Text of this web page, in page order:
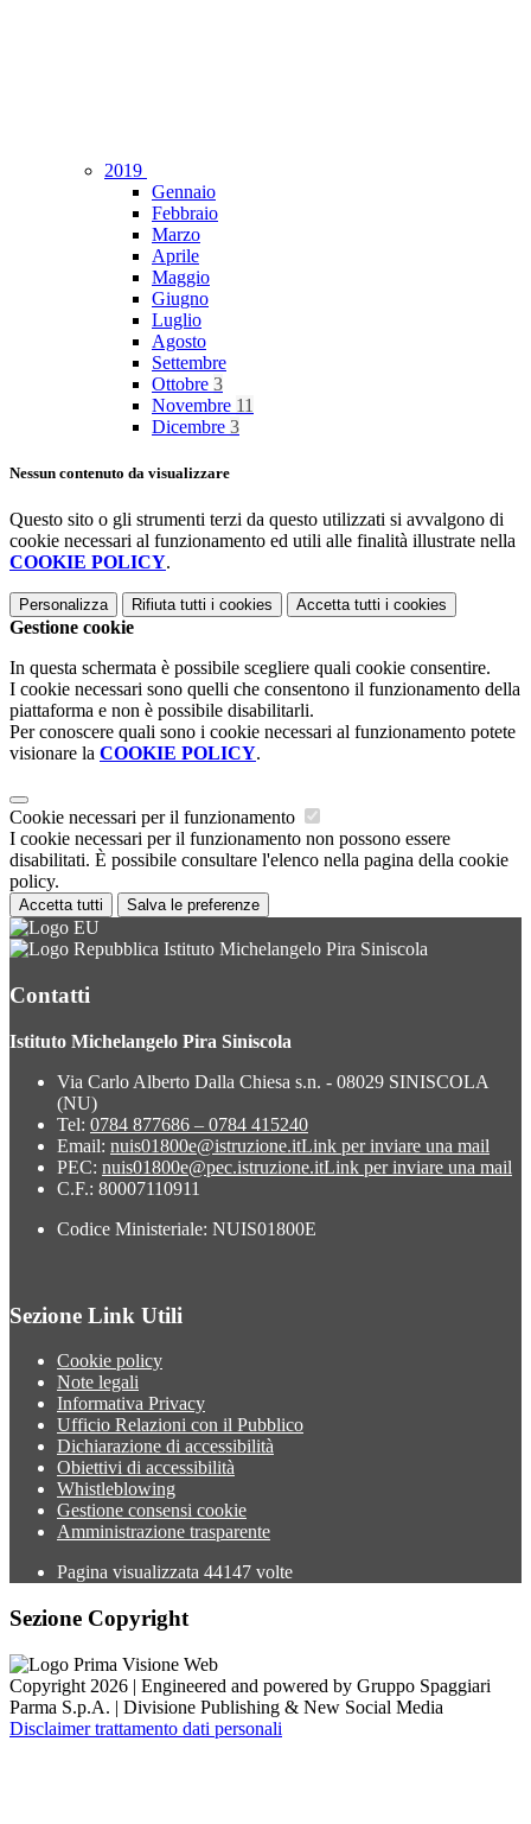
2019
Gennaio
Febbraio
Marzo
Aprile
Maggio
Giugno
Luglio
Agosto
Settembre
Ottobre 3
Novembre 11
Dicembre 3
Nessun contenuto da visualizzare
Questo sito o gli strumenti terzi da questo utilizzati si avvalgono di
cookie necessari al funzionamento ed utili alle finalità illustrate nella
COOKIE POLICY.
Personalizza Rifiuta tutti i cookies Accetta tutti i cookies
Gestione cookie
In questa schermata è possibile scegliere quali cookie consentire.
I cookie necessari sono quelli che consentono il funzionamento della
piattaforma e non è possibile disabilitarli.
Per conoscere quali sono i cookie necessari al funzionamento potete
visionare la COOKIE POLICY.
Cookie necessari per il funzionamento
I cookie necessari per il funzionamento non possono essere
disabilitati. È possibile consultare l'elenco nella pagina della cookie
policy.
Accetta tutti Salva le preferenze
Istituto Michelangelo Pira Siniscola
Contatti
Istituto Michelangelo Pira Siniscola
Via Carlo Alberto Dalla Chiesa s.n. - 08029 SINISCOLA
(NU)
Tel: 0784 877686 – 0784 415240
Email: nuis01800e@istruzione.itLink per inviare una mail
PEC: nuis01800e@pec.istruzione.itLink per inviare una mail
C.F.: 80007110911
Codice Ministeriale: NUIS01800E
Sezione Link Utili
Cookie policy
Note legali
Informativa Privacy
Ufficio Relazioni con il Pubblico
Dichiarazione di accessibilità
Obiettivi di accessibilità
Whistleblowing
Gestione consensi cookie
Amministrazione trasparente
Pagina visualizzata 44147 volte
Sezione Copyright
Copyright 2026 | Engineered and powered by Gruppo Spaggiari
Parma S.p.A. | Divisione Publishing & New Social Media
Disclaimer trattamento dati personali